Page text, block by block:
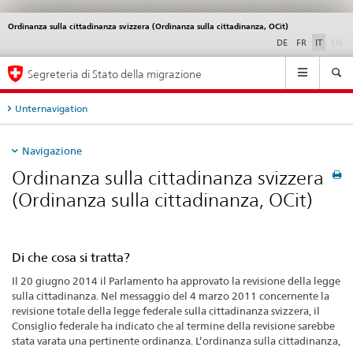
Ordinanza sulla cittadinanza svizzera (Ordinanza sulla cittadinanza, OCit)
DE FR IT
Service
Navigation
Segreteria di Stato della migrazione
Unternavigation
Navigazione
Ordinanza sulla cittadinanza svizzera
(Ordinanza sulla cittadinanza, OCit)
Di che cosa si tratta?
Il 20 giugno 2014 il Parlamento ha approvato la revisione della legge
sulla cittadinanza. Nel messaggio del 4 marzo 2011 concernente la
revisione totale della legge federale sulla cittadinanza svizzera, il
Consiglio federale ha indicato che al termine della revisione sarebbe
stata varata una pertinente ordinanza. L’ordinanza sulla cittadinanza,